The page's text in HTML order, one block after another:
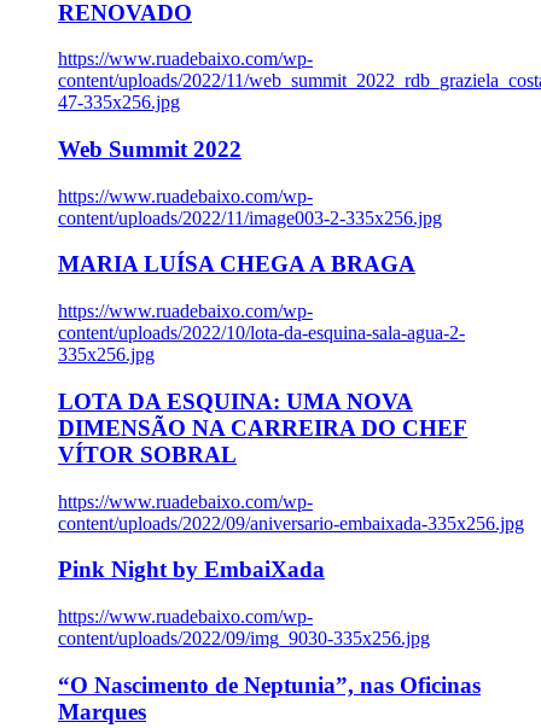
RENOVADO
https://www.ruadebaixo.com/wp-
content/uploads/2022/11/
47-335x256.jpg
Web Summit 2022
https://www.ruadebaixo.com/wp-
content/uploads/2022/11/image003-2-335x256.jpg
MARIA LUÍSA CHEGA A BRAGA
https://www.ruadebaixo.com/wp-
content/uploads/2022/10/lota-da-esquina-sala-agua-2-
335x256.jpg
LOTA DA ESQUINA: UMA NOVA
DIMENSÃO NA CARREIRA DO CHEF
VÍTOR SOBRAL
https://www.ruadebaixo.com/wp-
content/uploads/2022/09/aniversario-embaixada-335x256.jpg
Pink Night by EmbaiXada
https://www.ruadebaixo.com/wp-
content/uploads/2022/09/img_9030-335x256.jpg
“O Nascimento de Neptunia”, nas Oficinas
Marques